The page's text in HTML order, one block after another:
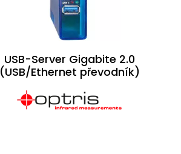
USB-Server Gigabite 2.0
(USB/Ethernet převodník)